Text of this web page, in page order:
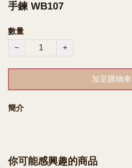
手鍊 WB107
數量
−
+
加至購物車
簡介
你可能感興趣的商品